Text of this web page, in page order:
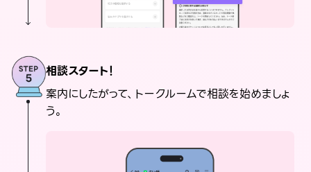
相談スタート！
案内にしたがって、トークルームで相談を始めましょ
う。